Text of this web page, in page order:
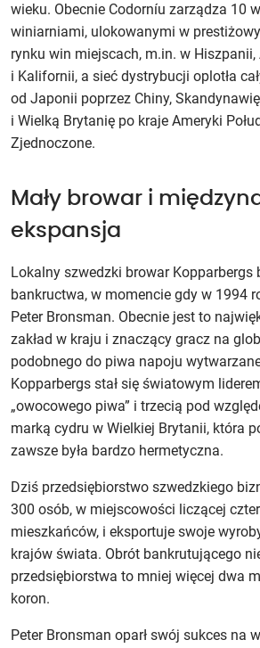
wieku. Obecnie Codorníu zarządza 10
winiarniami, ulokowanymi w
rynku win miejscach, m.in. w Hiszpanii,
i Kalifornii, a sieć dystrybucji oplotła
od Japonii poprzez Chiny,
i Wielką Brytanię po kraje Ameryki
Zjednoczone.
Mały browar i
ekspansja
Lokalny szwedzki browar Kopparbergs
bankructwa, w momencie gdy w 1994
Peter Bronsman. Obecnie jest to
zakład w kraju i znaczący gracz na
podobnego do piwa napoju
Kopparbergs stał się światowym
„owocowego piwa” i trzecią pod
marką cydru w Wielkiej Brytanii, która
zawsze była bardzo hermetyczna.
Dziś przedsiębiorstwo szwedzkiego
300 osób, w miejscowości liczącej
mieszkańców, i eksportuje swoje
krajów świata. Obrót bankrutującego
przedsiębiorstwa to mniej więcej dwa
koron.
Peter Bronsman oparł swój sukces na